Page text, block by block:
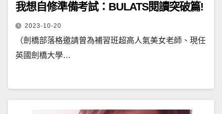
我想自修準備考試：BULATS閱讀突破篇!
2023-10-20
（劍橋部落格邀請曾為補習班超高人氣美女老師、現任
英國劍橋大學…